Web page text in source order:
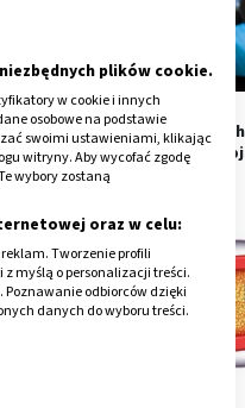
-
Choroba
dzieci.
plików cookie.
w cookie i innych
osobowe na podstawie
swoimi ustawieniami, klikając
witryny. Aby wycofać zgodę
wybory zostaną
oraz w celu:
Tworzenie profili
myślą o personalizacji treści.
odbiorców dzięki
danych do wyboru treści.